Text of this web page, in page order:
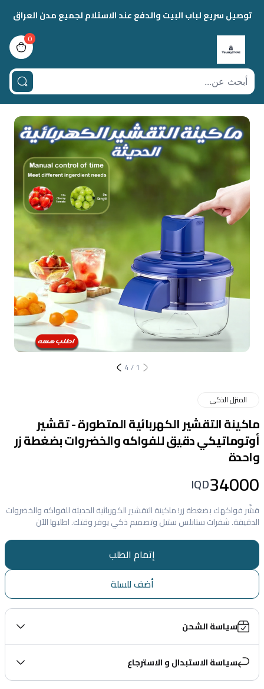
توصيل سريع لباب البيت والدفع عند الاستلام لجميع مدن العراق
0
bag
1
/
4
المنزل الذكي
ماكينة التقشير الكهربائية المتطورة - تقشير
أوتوماتيكي دقيق للفواكه والخضروات بضغطة زر
واحدة
34000
IQD
قشّر فواكهك بضغطة زر! ماكينة التقشير الكهربائية الحديثة للفواكه والخضروات
الدقيقة. شفرات ستانلس ستيل وتصميم ذكي يوفر وقتك. اطلبها الآن
إتمام الطلب
أضف للسلة
سياسة الشحن
سياسة الاستبدال و الاسترجاع